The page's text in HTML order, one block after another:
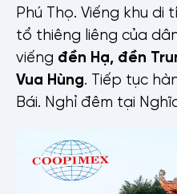
Phú Thọ. Viếng khu di
tổ thiêng liêng của
viếng đền Hạ, đền
Vua Hùng. Tiếp tục
Bái. Nghỉ đêm tại